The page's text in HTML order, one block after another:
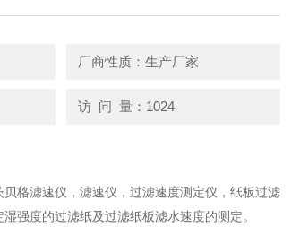
厂商性质：生产厂家
访 问 量：1024
格滤速仪，滤速仪，过滤速度测定仪，纸板过滤
强度的过滤纸及过滤纸板滤水速度的测定。